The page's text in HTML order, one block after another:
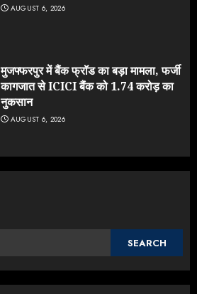
AUGUST 6, 2026
मुजफ्फरपुर में बैंक फ्रॉड का बड़ा मामला, फर्जी
कागजात से ICICI बैंक को 1.74 करोड़ का
नुकसान
AUGUST 6, 2026
SEARCH